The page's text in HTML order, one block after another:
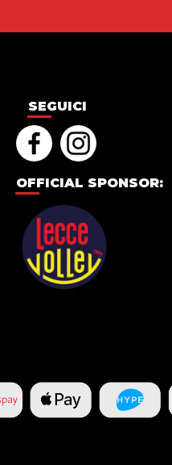
SEGUICI
OFFICIAL SPONSOR: